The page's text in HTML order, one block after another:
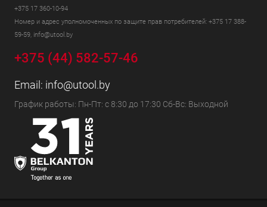
+375 17 360-10-94
Номер и адрес уполномоченных по защите прав потребителей: +375 17 388-
59-59, info@utool.by
+375 (44) 582-57-46
Email: info@utool.by
График работы: Пн-Пт: с 8:30 до 17:30 Сб-Вс: Выходной